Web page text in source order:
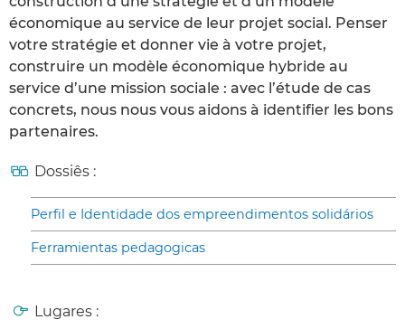
économique au service de leur projet social. Penser
votre stratégie et donner vie à votre projet,
construire un modèle économique hybride au
service d’une mission sociale : avec l’étude de cas
concrets, nous nous vous aidons à identifier les bons
partenaires.
Dossiês :
Perfil e Identidade dos empreendimentos solidários
Ferramientas pedagogicas
Lugares :